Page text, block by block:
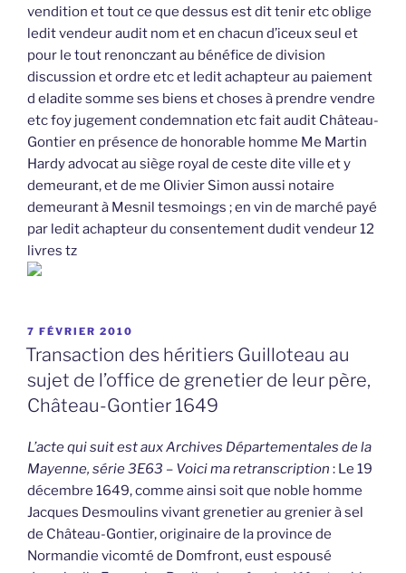
vendition et tout ce que dessus est dit tenir etc oblige
ledit vendeur audit nom et en chacun d’iceux seul et
pour le tout renonczant au bénéfice de division
discussion et ordre etc et ledit achapteur au paiement
d eladite somme ses biens et choses à prendre vendre
etc foy jugement condemnation etc fait audit Château-
Gontier en présence de honorable homme Me Martin
Hardy advocat au siège royal de ceste dite ville et y
demeurant, et de me Olivier Simon aussi notaire
demeurant à Mesnil tesmoings ; en vin de marché payé
par ledit achapteur du consentement dudit vendeur 12
livres tz
PUBLIÉ
LE
7 FÉVRIER 2010
Transaction des héritiers Guilloteau au
sujet de l’office de grenetier de leur père,
Château-Gontier 1649
L’acte qui suit est aux Archives Départementales de la
Mayenne, série 3E63 – Voici ma retranscription : Le 19
décembre 1649, comme ainsi soit que noble homme
Jacques Desmoulins vivant grenetier au grenier à sel
de Château-Gontier, originaire de la province de
Normandie vicomté de Domfront, eust espousé